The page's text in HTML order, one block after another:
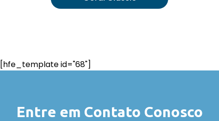
[hfe_template id="68"]
Entre em Contato Conosco